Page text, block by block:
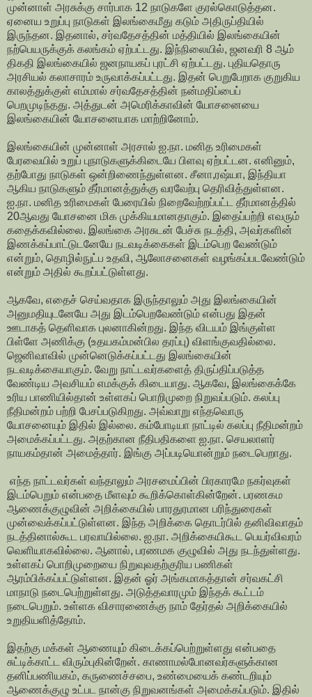
முன்னாள் அரசுக்கு சார்பாக 12 நாடுகளே குரல்கொடுத்தன.
ஏனைய உறுப்பு நாடுகள் இலங்கைமீது கடும் அதிருப்தியில்
இருந்தன. இதனால், சர்வதேசத்தின் மத்தியில் இலங்கையின்
நற்பெயருக்குக் கலங்கம் ஏற்பட்டது. இந்நிலையில், ஜனவரி 8 ஆம்
திகதி இலங்கையில் ஜனநாயகப் புரட்சி ஏற்பட்டது. புதியதொரு
அரசியல் கலாசாரம் உருவாக்கப்பட்டது. இதன் பெறுபேறாக குறுகிய
காலத்துக்குள் எம்மால் சர்வதேசத்தின் நன்மதிப்பைப்
பெறமுடிந்தது. அத்துடன் அமெரிக்காவின் யோசனையை
இலங்கையின் யோசனையாக மாற்றினோம்.
இலங்கையின் முன்னாள் அரசால் ஐ.நா. மனித உரிமைகள்
பேரவையில் உறுப் புநாடுகளுக்கிடையே பிளவு ஏற்பட்டன. எனினும்,
தற்போது நாடுகள் ஒன்றிணைந்துள்ளன. சீனா,ரஷ்யா, இந்தியா
ஆகிய நாடுகளும் தீர்மானத்துக்கு வரவேற்பு தெரிவித்துள்ளன.
ஐ.நா. மனித உரிமைகள் பேரையில் நிறைவேற்றப்பட்ட தீர்மானத்தில்
20ஆவது யோசனை மிக முக்கியமானதாகும். இதைப்பற்றி எவரும்
கதைக்கவில்லை. இலங்கை அரசுடன் பேச்சு நடத்தி, அவர்களின்
இணக்கப்பாட்டுடனேயே நடவடிக்கைகள் இடம்பெற வேண்டும்
என்றும், தொழில்நுட்ப உதவி, ஆலோசனைகள் வழங்கப்படவேண்டும்
என்றும் அதில் கூறப்பட்டுள்ளது.
ஆகவே, எதைச் செய்வதாக இருந்தாலும் அது இலங்கையின்
அனுமதியுடனேயே அது இடம்பெறவேண்டும் என்பது இதன்
ஊடாகத் தெளிவாக புலனாகின்றது. இந்த விடயம் இங்குள்ள
பிள்ளே அணிக்கு (உதயகம்மன்பில தரப்பு) விளங்குவதில்லை.
ஜெனிவாவில் முன்னெடுக்கப்பட்டது இலங்கையின்
நடவடிக்கையாகும். வேறு நாட்டவர்களைத் திருப்திப்படுத்த
வேண்டிய அவசியம் எமக்குக் கிடையாது. ஆகவே, இலங்கைக்கே
உரிய பாணியில்தான் உள்ளகப் பொறிமுறை நிறுவப்படும். கலப்பு
நீதிமன்றம் பற்றி பேசப்படுகிறது. அவ்வாறு எந்தவொரு
யோசனையும் இதில் இல்லை. கம்போடியா நாட்டில் கலப்பு நீதிமன்றம்
அமைக்கப்பட்டது. அதற்கான நீதிபதிகளை ஐ.நா. செயலாளர்
நாயகம்தான் அமைத்தார். இங்கு அப்படியொன்றும் நடைபெறாது.
எந்த நாட்டவர்கள் வந்தாலும் அரசமைப்பின் பிரகாரமே நகர்வுகள்
இடம்பெறும் என்பதை மீளவும் கூறிக்கொள்கின்றேன். பரணகம
ஆணைக்குழுவின் அறிக்கையில் பாரதுரமான பரிந்துரைகள்
முன்வைக்கப்பட்டுள்ளன. இந்த அறிக்கை தொடர்பில் தனிவிவாதம்
நடத்தினால்கூட பரவாயில்லை. ஐ.நா. அறிக்கையிகூட பெயர்விவரம்
வெளியாகவில்லை. ஆனால், பரணமக குழுவில் அது நடந்துள்ளது.
உள்ளகப் பொறிமுறையை நிறுவுவதற்குரிய பணிகள்
ஆரம்பிக்கப்பட்டுள்ளன. இதன் ஓர் அங்கமாகத்தான் சர்வகட்சி
மாநாடு நடைபெற்றுள்ளது. அடுத்தவாரமும் இந்தக் கூட்டம்
நடைபெறும். உள்ளக விசாரணைக்கு நாம் தேர்தல் அறிக்கையில்
உறுதியளித்தோம்.
இதற்கு மக்கள் ஆணையும் கிடைக்கப்பெற்றுள்ளது என்பதை
சுட்டிக்காட்ட விரும்புகின்றேன். காணாமல்போனவர்களுக்கான
தனிப்பணியகம், கருணைச்சபை, உண்மையைக் கண்டறியும்
ஆணைக்குழு உட்பட நான்கு நிறுவனங்கள் அமைக்கப்படும். இதில்